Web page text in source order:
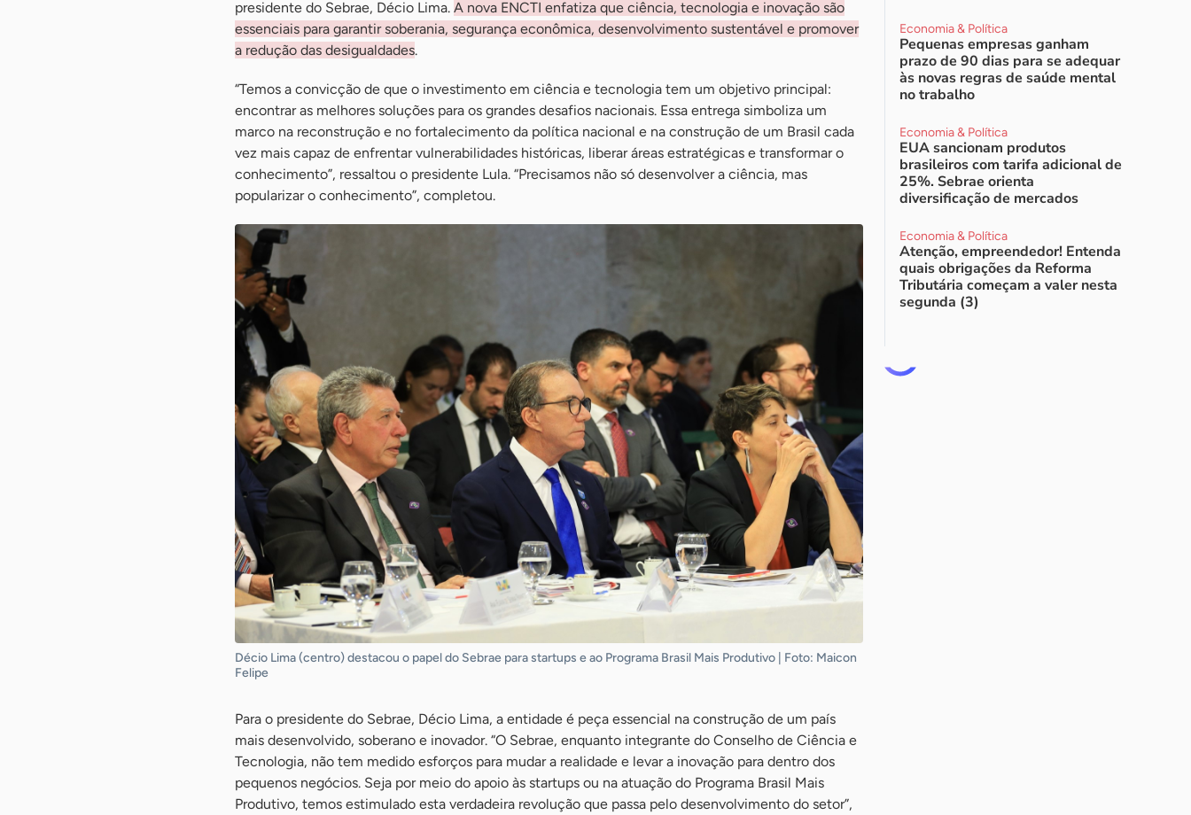
presidente do Sebrae, Décio Lima. A nova ENCTI enfatiza que ciência, tecnologia e inovação são
essenciais para garantir soberania, segurança econômica, desenvolvimento sustentável e promover
a redução das desigualdades.
“Temos a convicção de que o investimento em ciência e tecnologia tem um objetivo principal:
encontrar as melhores soluções para os grandes desafios nacionais. Essa entrega simboliza um
marco na reconstrução e no fortalecimento da política nacional e na construção de um Brasil cada
vez mais capaz de enfrentar vulnerabilidades históricas, liberar áreas estratégicas e transformar o
conhecimento”, ressaltou o presidente Lula. “Precisamos não só desenvolver a ciência, mas
popularizar o conhecimento”, completou.
Décio Lima (centro) destacou o papel do Sebrae para startups e ao Programa Brasil Mais Produtivo | Foto: Maicon
Felipe
Para o presidente do Sebrae, Décio Lima, a entidade é peça essencial na construção de um país
mais desenvolvido, soberano e inovador. “O Sebrae, enquanto integrante do Conselho de Ciência e
Tecnologia, não tem medido esforços para mudar a realidade e levar a inovação para dentro dos
pequenos negócios. Seja por meio do apoio às startups ou na atuação do Programa Brasil Mais
Produtivo, temos estimulado esta verdadeira revolução que passa pelo desenvolvimento do setor”,
Economia & Política
Pequenas empresas ganham
prazo de 90 dias para se adequar
às novas regras de saúde mental
no trabalho
Economia & Política
EUA sancionam produtos
brasileiros com tarifa adicional de
25%. Sebrae orienta
diversificação de mercados
Economia & Política
Atenção, empreendedor! Entenda
quais obrigações da Reforma
Tributária começam a valer nesta
segunda (3)